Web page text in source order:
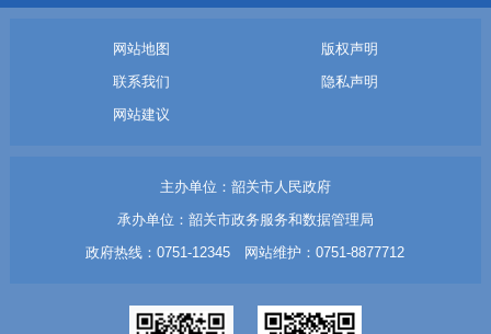
网站地图
版权声明
联系我们
隐私声明
网站建议
主办单位：韶关市人民政府
承办单位：韶关市政务服务和数据管理局
政府热线：0751-12345 网站维护：0751-8877712